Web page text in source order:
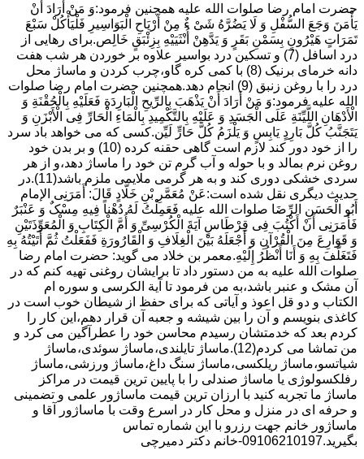
حضرت امام رضا صلوات الله علیه همچنین فرمود:وَ مَنْ أَرَادَ أَنْ
یَأْمَنَ وَجَعَ السُّفْلِ وَ لَا یَضُرَّهُ شَیْ ءٌ مِنْ أَرْیَاحِ الْبَوَاسِیرِ فَلْیَأْکُلْ سَبْعَ
تَمَرَاتٍ هَیْرُونٍ بِسَمْنِ بَقَرٍ وَ یَدَّهِنْ أُنْثَیَیْهِ بِزِئْبَقٍ خَالِص.برای رهایی از
درد اسافل (7) و تسکین درد بواسیر علاوه بر خوردن هر شب هفت
دانه خرمای برنیک (8) با کمی کره گاو،چرب کردن و ماساژ محل
درد را با روغن زنبق (9) انجام دهد.همچنین حضرت امام رضا صلوات
الله علیه فرمود:وَ مَنْ أَرَادَ أَنْ یَذْهَبَ بِالرِّیحِ الْبَارِدَةِ فَعَلَیْهِ بِالْحُقْنَةِ وَ
الْأَدْهَانِ اللَّیِّنَةِ عَلَى الْجَسَدِ وَ عَلَیْهِ بِالتَّکْمِیدِ بِالْمَاءِ الْحَارِّ فِی الْأَبْزَنِ وَ
یَتَجَنَّبُ کُلَّ بَارِدٍ یَابِسٍ وَ یَلْزَمُ کُلَّ حَارٍّ لَیِّن.کسی که می خواهد باد سرد
را از خود دور کند لازم است گاهی حقنه کرده (10) و بر بدن خود
روغن نرم بمالد و با حوله و آب گرم تن خود را ماساژ دهد،و از هر
سردی خشکی دوری کند و به هر گرمی ملایمی ملزم باشد(11).در
حدیث دیگری نقل شده است:عَنْ مُعَمَّرِ بْنِ خَلَّادٍ قَالَ: أَمَرَنِی الإمام
أَبُو الْحَسَنِ الرِّضَا صلوات الله علیه فَعَمِلْتُ لَهُ دُهْناً فِیهِ مِسْکٌ وَ عَنْبَرٌ
فَأَمَرَنِی أَنْ أَکْتُبَ فِی قِرْطَاسٍ آیَةَ الْکُرْسِیِّ وَ أُمَّ الْکِتَابِ وَ الْمُعَوِّذَتَیْنِ
وَ قَوَارِعَ مِنَ الْقُرْآنِ وَ أَجْعَلَهُ بَیْنَ الْغِلَافِ وَ الْقَارُورَةِ فَفَعَلْتُ ثُمَّ أَتَیْتُهُ بِهِ
فَتَغَلَّفَ بِهِ وَ أَنَا أَنْظُرُ إِلَیْهِ.معمر بن خلاد می گوید: حضرت امام رضا
صلوات الله علیه به من دستور داد تا برایشان روغنى تهیه کنم که در
آن مشک و عنبر باشد،به من فرمود تا آیة الکرسى و سوره ام
الکتاب و دو قل اعوذ و آیاتى که براى حفظ از شیطان خوب است در
کاغذى بنویسم و آن را بین شیشه و جعبه آن قرار دهم،این کار را
کردم بعد که خدمتشان رسیدم محاسن خود را عطرآگین می کرد و
من تماشا می کردم(12).ماساژ تایلندی،ماساژ سوئدی،ماساژ
شیاتسو،ماساژ ریلکسی،ماساژ سنگ داغ،ماساژ ورزشی،ماساژ
رفلکسولوژی یا ماساژ صندلی را با پایین ترین قیمت در مراکز
ماساژ ما تجربه کنید با ارزان ترین قیمت ماساژور علمی و تضمینی
و حرفه ای در منزل و محل کار در اسرع وقت با ماساژور آقا و
ماساژور خانم جهت رزرو با این شماره تماس
بگیرید.09106210197-خانم دکتر دمیرچی